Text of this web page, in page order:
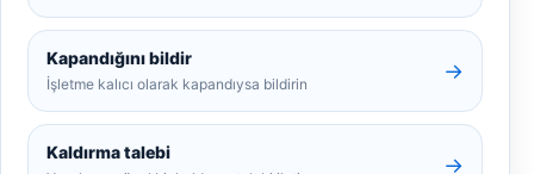
Kapandığını bildir
İşletme kalıcı olarak kapandıysa bildirin
→
Kaldırma talebi →